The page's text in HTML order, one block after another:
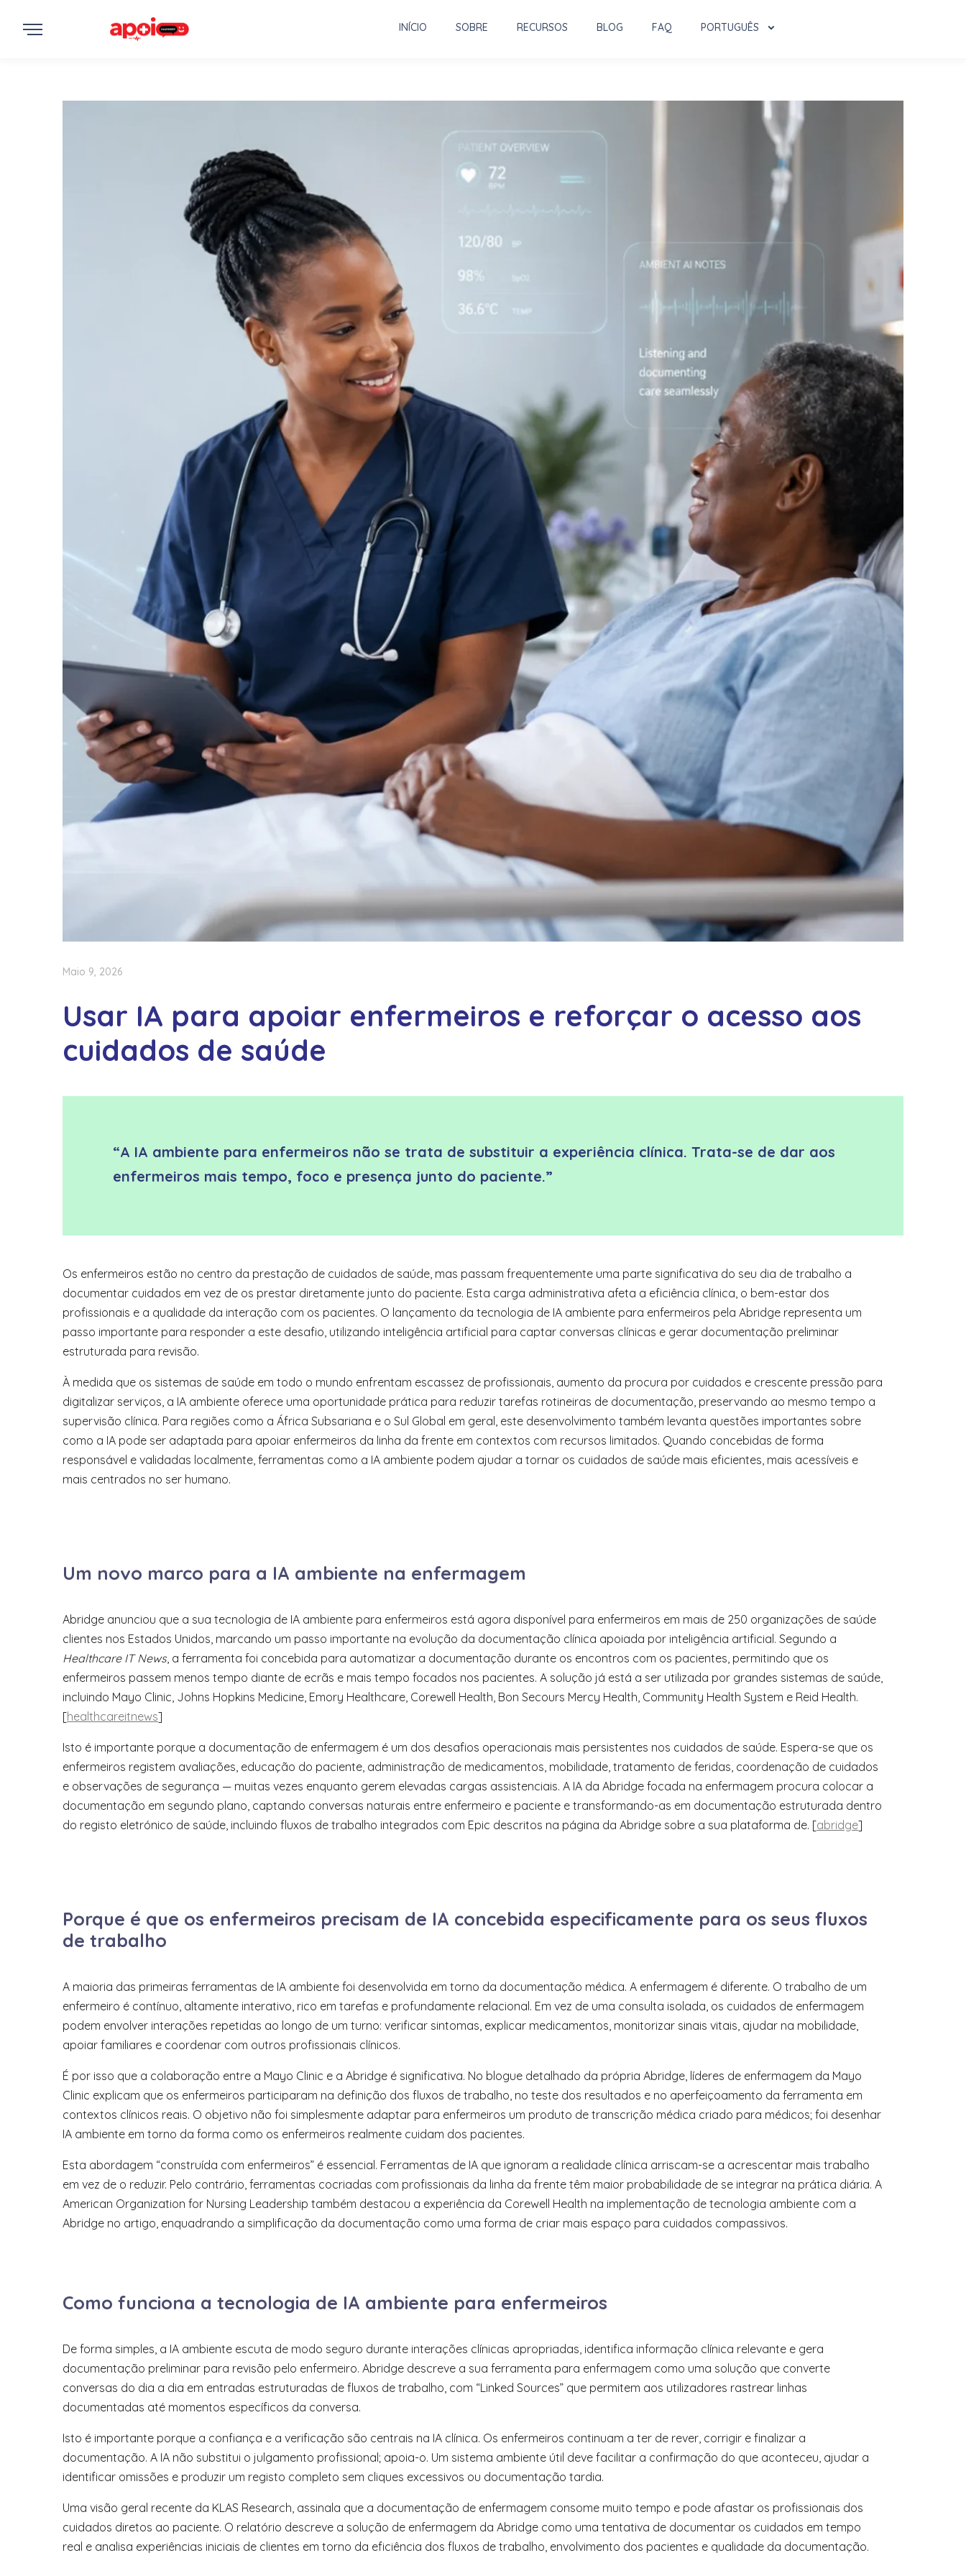
INÍCIO SOBRE RECURSOS BLOG FAQ PORTUGUÊS
Maio 9, 2026
Usar IA para apoiar enfermeiros e reforçar o acesso aos
cuidados de saúde
“A IA ambiente para enfermeiros não se trata de substituir a experiência clínica. Trata-se de dar aos
enfermeiros mais tempo, foco e presença junto do paciente.”
Os enfermeiros estão no centro da prestação de cuidados de saúde, mas passam frequentemente uma parte significativa do seu dia de trabalho a
documentar cuidados em vez de os prestar diretamente junto do paciente. Esta carga administrativa afeta a eficiência clínica, o bem-estar dos
profissionais e a qualidade da interação com os pacientes. O lançamento da tecnologia de IA ambiente para enfermeiros pela Abridge representa um
passo importante para responder a este desafio, utilizando inteligência artificial para captar conversas clínicas e gerar documentação preliminar
estruturada para revisão.
À medida que os sistemas de saúde em todo o mundo enfrentam escassez de profissionais, aumento da procura por cuidados e crescente pressão para
digitalizar serviços, a IA ambiente oferece uma oportunidade prática para reduzir tarefas rotineiras de documentação, preservando ao mesmo tempo a
supervisão clínica. Para regiões como a África Subsariana e o Sul Global em geral, este desenvolvimento também levanta questões importantes sobre
como a IA pode ser adaptada para apoiar enfermeiros da linha da frente em contextos com recursos limitados. Quando concebidas de forma
responsável e validadas localmente, ferramentas como a IA ambiente podem ajudar a tornar os cuidados de saúde mais eficientes, mais acessíveis e
mais centrados no ser humano.
Um novo marco para a IA ambiente na enfermagem
Abridge anunciou que a sua tecnologia de IA ambiente para enfermeiros está agora disponível para enfermeiros em mais de 250 organizações de saúde
clientes nos Estados Unidos, marcando um passo importante na evolução da documentação clínica apoiada por inteligência artificial. Segundo a
Healthcare IT News, a ferramenta foi concebida para automatizar a documentação durante os encontros com os pacientes, permitindo que os
enfermeiros passem menos tempo diante de ecrãs e mais tempo focados nos pacientes. A solução já está a ser utilizada por grandes sistemas de saúde,
incluindo Mayo Clinic, Johns Hopkins Medicine, Emory Healthcare, Corewell Health, Bon Secours Mercy Health, Community Health System e Reid Health.
[healthcareitnews]
Isto é importante porque a documentação de enfermagem é um dos desafios operacionais mais persistentes nos cuidados de saúde. Espera-se que os
enfermeiros registem avaliações, educação do paciente, administração de medicamentos, mobilidade, tratamento de feridas, coordenação de cuidados
e observações de segurança — muitas vezes enquanto gerem elevadas cargas assistenciais. A IA da Abridge focada na enfermagem procura colocar a
documentação em segundo plano, captando conversas naturais entre enfermeiro e paciente e transformando-as em documentação estruturada dentro
do registo eletrónico de saúde, incluindo fluxos de trabalho integrados com Epic descritos na página da Abridge sobre a sua plataforma de. [abridge]
Porque é que os enfermeiros precisam de IA concebida especificamente para os seus fluxos
de trabalho
A maioria das primeiras ferramentas de IA ambiente foi desenvolvida em torno da documentação médica. A enfermagem é diferente. O trabalho de um
enfermeiro é contínuo, altamente interativo, rico em tarefas e profundamente relacional. Em vez de uma consulta isolada, os cuidados de enfermagem
podem envolver interações repetidas ao longo de um turno: verificar sintomas, explicar medicamentos, monitorizar sinais vitais, ajudar na mobilidade,
apoiar familiares e coordenar com outros profissionais clínicos.
É por isso que a colaboração entre a Mayo Clinic e a Abridge é significativa. No blogue detalhado da própria Abridge, líderes de enfermagem da Mayo
Clinic explicam que os enfermeiros participaram na definição dos fluxos de trabalho, no teste dos resultados e no aperfeiçoamento da ferramenta em
contextos clínicos reais. O objetivo não foi simplesmente adaptar para enfermeiros um produto de transcrição médica criado para médicos; foi desenhar
IA ambiente em torno da forma como os enfermeiros realmente cuidam dos pacientes.
Esta abordagem “construída com enfermeiros” é essencial. Ferramentas de IA que ignoram a realidade clínica arriscam-se a acrescentar mais trabalho
em vez de o reduzir. Pelo contrário, ferramentas cocriadas com profissionais da linha da frente têm maior probabilidade de se integrar na prática diária. A
American Organization for Nursing Leadership também destacou a experiência da Corewell Health na implementação de tecnologia ambiente com a
Abridge no artigo, enquadrando a simplificação da documentação como uma forma de criar mais espaço para cuidados compassivos.
Como funciona a tecnologia de IA ambiente para enfermeiros
De forma simples, a IA ambiente escuta de modo seguro durante interações clínicas apropriadas, identifica informação clínica relevante e gera
documentação preliminar para revisão pelo enfermeiro. Abridge descreve a sua ferramenta para enfermagem como uma solução que converte
conversas do dia a dia em entradas estruturadas de fluxos de trabalho, com “Linked Sources” que permitem aos utilizadores rastrear linhas
documentadas até momentos específicos da conversa.
Isto é importante porque a confiança e a verificação são centrais na IA clínica. Os enfermeiros continuam a ter de rever, corrigir e finalizar a
documentação. A IA não substitui o julgamento profissional; apoia-o. Um sistema ambiente útil deve facilitar a confirmação do que aconteceu, ajudar a
identificar omissões e produzir um registo completo sem cliques excessivos ou documentação tardia.
Uma visão geral recente da KLAS Research, assinala que a documentação de enfermagem consome muito tempo e pode afastar os profissionais dos
cuidados diretos ao paciente. O relatório descreve a solução de enfermagem da Abridge como uma tentativa de documentar os cuidados em tempo
real e analisa experiências iniciais de clientes em torno da eficiência dos fluxos de trabalho, envolvimento dos pacientes e qualidade da documentação.